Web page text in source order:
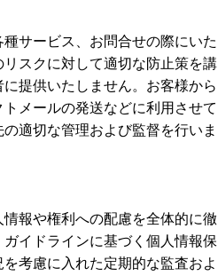
サービス、お問合せの際にいた
スクに対して適切な防止策を講
提供いたしません。お客様から
メールの発送などに利用させて
適切な管理および監督を行いま
報や権利への配慮を全体的に徹
イドラインに基づく個人情報保
考慮に入れた定期的な監査およ